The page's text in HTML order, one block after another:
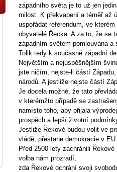
západního světa je to už jen
milost. K překvapení a téměř až
uspořádat referendum, ve
obyvatelé Řecka. A za to, že se
západním světem pomlouvána a
Tolik tedy k současné západní
Největším a nejúspěšnějším
jste ničím, nejste-li částí
národů. A jestliže nejste částí
Je docela možné, že tato
v kterémžto případě se
namísto toho, aby přijala
prospěch a lepší životní
Jestliže Řekové budou volit ve
vládě, přestane demokracie v
Před 2500 lety zachránili
volba nám prozradí,
zda Řekové ochrání svoji